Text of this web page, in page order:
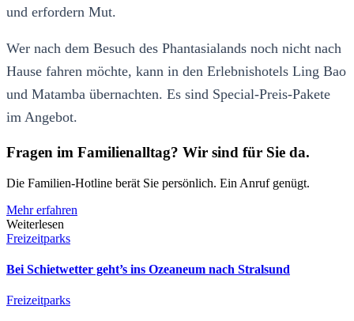
und erfordern Mut.
Wer nach dem Besuch des Phantasialands noch nicht nach
Hause fahren möchte, kann in den Erlebnishotels Ling Bao
und Matamba übernachten. Es sind Special-Preis-Pakete
im Angebot.
Fragen im Familienalltag? Wir sind für Sie da.
Die Familien-Hotline berät Sie persönlich. Ein Anruf genügt.
Mehr erfahren
Weiterlesen
Freizeitparks
Bei Schietwetter geht’s ins Ozeaneum nach Stralsund
Freizeitparks